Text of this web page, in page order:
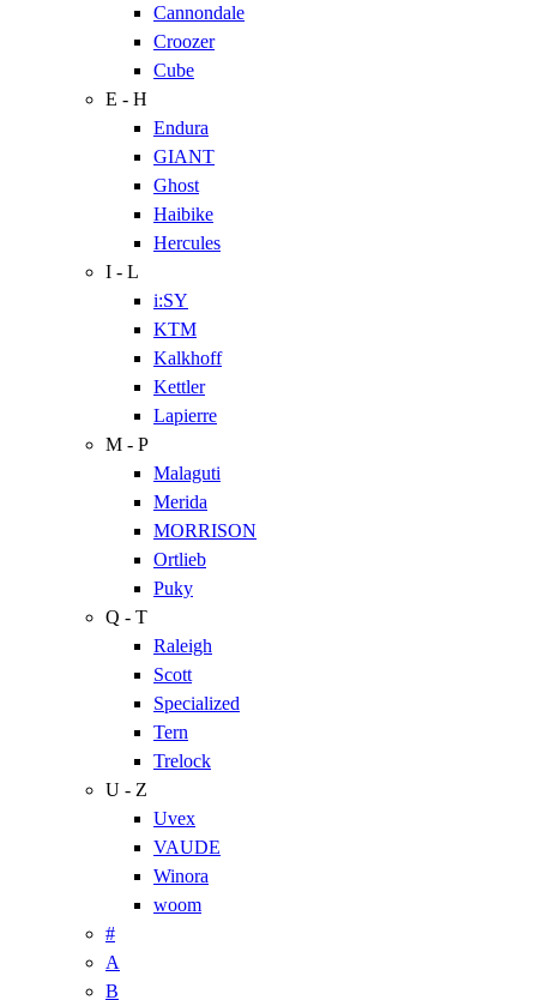
Cannondale
Croozer
Cube
E - H
Endura
GIANT
Ghost
Haibike
Hercules
I - L
i:SY
KTM
Kalkhoff
Kettler
Lapierre
M - P
Malaguti
Merida
MORRISON
Ortlieb
Puky
Q - T
Raleigh
Scott
Specialized
Tern
Trelock
U - Z
Uvex
VAUDE
Winora
woom
#
A
B